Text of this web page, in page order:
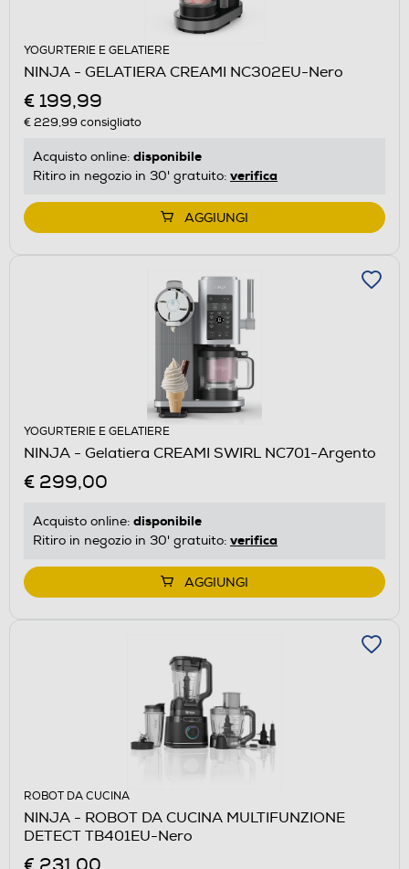
YOGURTERIE E GELATIERE
NINJA - GELATIERA CREAMI NC302EU-Nero
€ 199,99
€ 229,99 consigliato
Acquisto online: disponibile
Ritiro in negozio in 30' gratuito: verifica
AGGIUNGI
YOGURTERIE E GELATIERE
NINJA - Gelatiera CREAMI SWIRL NC701-Argento
€ 299,00
Acquisto online: disponibile
Ritiro in negozio in 30' gratuito: verifica
AGGIUNGI
ROBOT DA CUCINA
NINJA - ROBOT DA CUCINA MULTIFUNZIONE
DETECT TB401EU-Nero